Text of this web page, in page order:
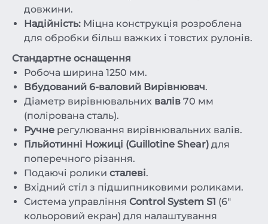
довжини.
Надійність: Міцна конструкція розроблена
для обробки більш важких і товстих рулонів.
Стандартне оснащення
Робоча ширина 1250 мм.
Вбудований 6-валовий Вирівнювач.
Діаметр вирівнювальних валів 70 мм
(полірована сталь).
Ручне регулювання вирівнювальних валів.
Гільйотинні Ножиці (Guillotine Shear) для
поперечного різання.
Подаючі ролики сталеві.
Вхідний стіл з підшипниковими роликами.
Система управління Control System S1 (6"
кольоровий екран) для налаштування